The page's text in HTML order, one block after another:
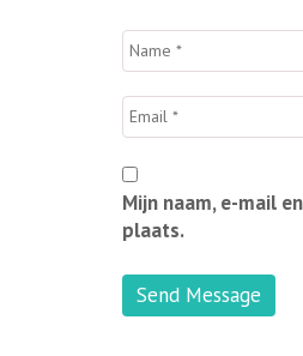
Mijn naam, e-mail
plaats.